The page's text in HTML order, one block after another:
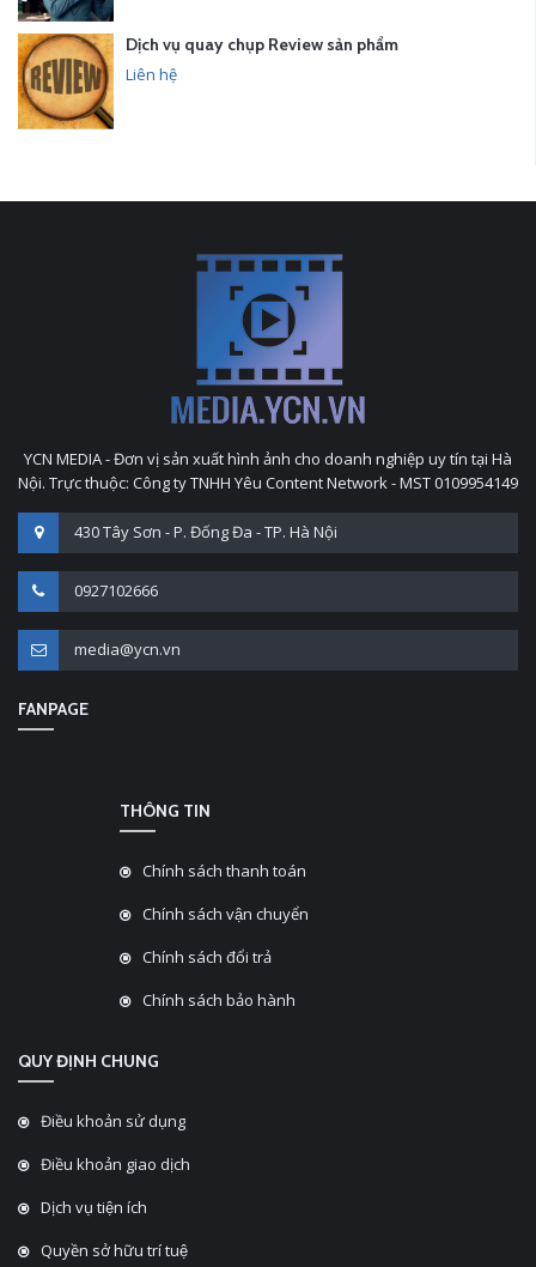
Dịch vụ quay chụp Review sản phẩm
Liên hệ
YCN MEDIA - Đơn vị sản xuất hình ảnh cho doanh nghiệp uy tín tại Hà
Nội. Trực thuộc: Công ty TNHH Yêu Content Network - MST 0109954149
430 Tây Sơn - P. Đống Đa - TP. Hà Nội
0927102666
media@ycn.vn
FANPAGE
THÔNG TIN
Chính sách thanh toán
Chính sách vận chuyển
Chính sách đổi trả
Chính sách bảo hành
QUY ĐỊNH CHUNG
Điều khoản sử dụng
Điều khoản giao dịch
Dịch vụ tiện ích
Quyền sở hữu trí tuệ